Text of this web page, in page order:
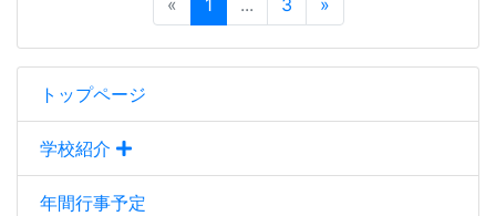
トップページ
学校紹介
年間行事予定
« 1 ... 3 »